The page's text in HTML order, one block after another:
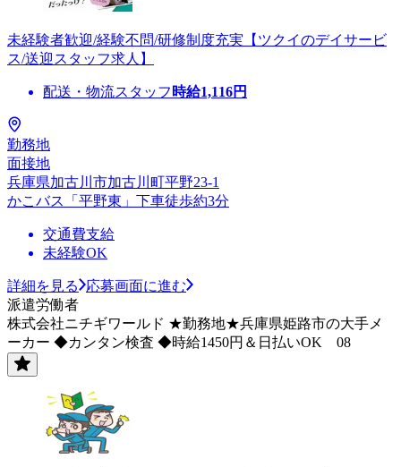
未経験者歓迎/経験不問/研修制度充実【ツクイのデイサービ
ス/送迎スタッフ求人】
配送・物流スタッフ 時給1,116円
勤務地
面接地
兵庫県加古川市加古川町平野23-1
かこバス「平野東」下車徒歩約3分
交通費支給
未経験OK
詳細を見る
応募画面に進む
派遣労働者
株式会社ニチギワールド ★勤務地★兵庫県姫路市の大手メ
ーカー ◆カンタン検査 ◆時給1450円＆日払いOK 08